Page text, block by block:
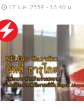
17 ธ.ค. 2559 - 18.40 น.